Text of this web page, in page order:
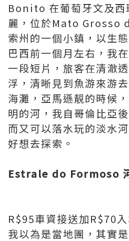
Bonito 在葡萄牙文及西
麗，位於Mato Grosso
索州的一個小鎮，以生
巴西前一個月左右，我
一段短片，旅客在清澈
浮，清晰見到魚游來游
海灘，亞馬遜靚的時候
明的河，我自哥倫比亞
而又可以落水玩的淡水
好想去探索。
Estrale do Formoso
R$95車資接送加R$70
我以為是當地團，其實